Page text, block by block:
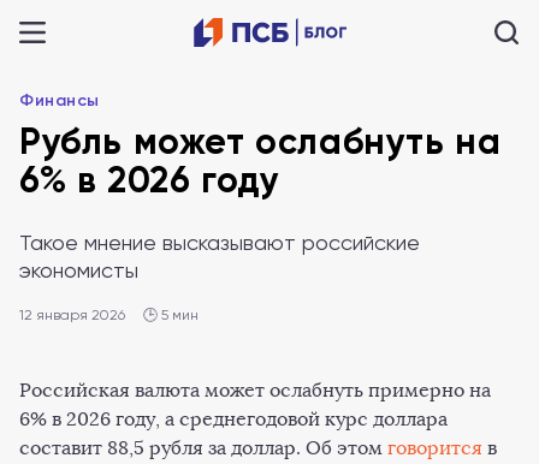
Финансы
Рубль может ослабнуть на
6% в 2026 году
Такое мнение высказывают российские
экономисты
12 января 2026 🕒 5 мин
Российская валюта может ослабнуть примерно на
6% в 2026 году, а среднегодовой курс доллара
составит 88,5 рубля за доллар. Об этом говорится в